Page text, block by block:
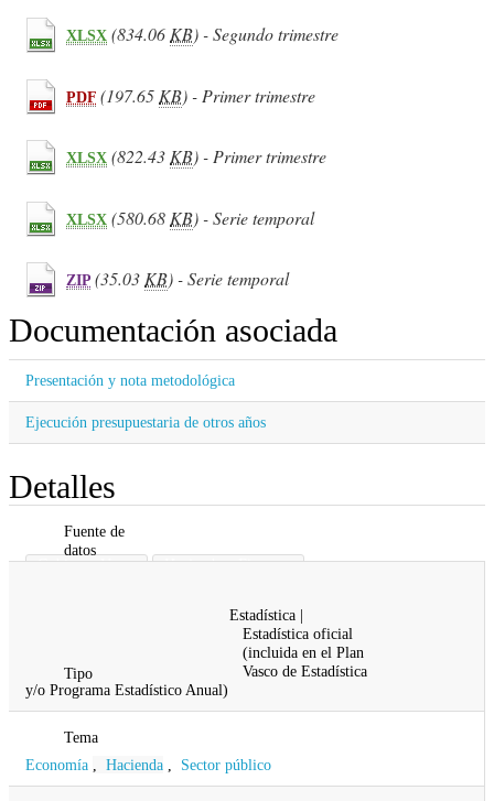
XLSX (834.06KB) - Segundo trimestre
PDF (197.65 KB) - Primer trimestre
XLSX (822.43 KB) - Primer trimestre
XLSX (580.68 KB) - Serie temporal
ZIP (35.03 KB) - Serie temporal
Documentación asociada
Presentación y nota metodológica
Ejecución presupuestaria de otros años
Detalles
Fuente de
datos
Gobierno Vasco
Hacienda y Finanzas
Tipo
Estadística |
Estadística oficial
(incluida en el Plan
Vasco de Estadística
y/o Programa Estadístico Anual)
Tema
Economía
Hacienda Sector público